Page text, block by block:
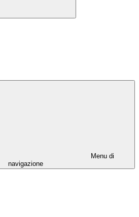
Menu di
navigazione